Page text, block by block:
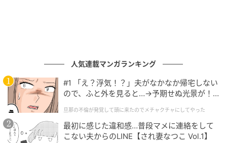
西本のアレンジは、楽曲が持つ「脆さ」を最大限に引
語を優しく、しかし確かな力強さで包み込むパッドサ
ウンド。その音像は、まるで夜の闇の中で交わされ
る、震えるような吐息そのものだ。
派手な装飾でごまかすことを拒み、剥き出しの歌声と
人気連載マンガランキング
#1 「え？浮気！？」夫がなかなか帰宅しない
ので、ふと外を見ると…→予期せぬ光景が！
クチャにしてやった
旦那の不倫が発覚して頭に来たのでメチャクチャにしてやった
最初に感じた違和感…普段マメに連絡をして
こない夫からのLINE【され妻なつこ Vol.1】